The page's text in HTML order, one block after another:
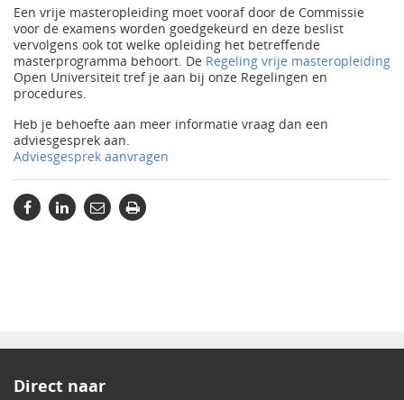
Een vrije masteropleiding moet vooraf door de Commissie
voor de examens worden goedgekeurd en deze beslist
vervolgens ook tot welke opleiding het betreffende
masterprogramma behoort. De Regeling vrije masteropleiding
Open Universiteit tref je aan bij onze Regelingen en
procedures.
Heb je behoefte aan meer informatie vraag dan een
adviesgesprek aan.
Adviesgesprek aanvragen
Direct naar